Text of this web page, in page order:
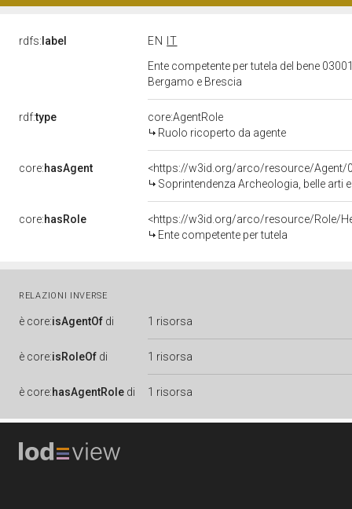
rdfs: label EN
IT
Ente competente per tutela del bene
Bergamo e Brescia
rdf:type
core:AgentRole
Ruolo ricoperto da agente
core:hasAgent
<https://w3id.org/arco/resource/Agent/
Soprintendenza Archeologia, belle arti
core:hasRole
<https://w3id.org/arco/resource/Role/
Ente competente per tutela
RELAZIONI INVERSE
è core:isAgentOf di 1 risorsa
è core:isRoleOf di 1 risorsa
è core:hasAgentRole di 1 risorsa